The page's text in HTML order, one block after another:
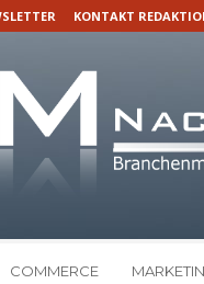
KONTAKT
COMMERCE